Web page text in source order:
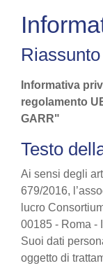
Riassunto
Informativa
regolamento
GARR"
Testo
Ai sensi degli
679/2016,
lucro
00185 - Roma -
Suoi dati
oggetto di